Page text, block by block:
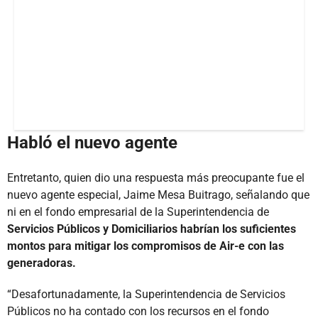
Habló el nuevo agente
Entretanto, quien dio una respuesta más preocupante fue el
nuevo agente especial, Jaime Mesa Buitrago, señalando que
ni en el fondo empresarial de la Superintendencia de
Servicios Públicos y Domiciliarios habrían los suficientes
montos para mitigar los compromisos de Air-e con las
generadoras.
“Desafortunadamente, la Superintendencia de Servicios
Públicos no ha contado con los recursos en el fondo